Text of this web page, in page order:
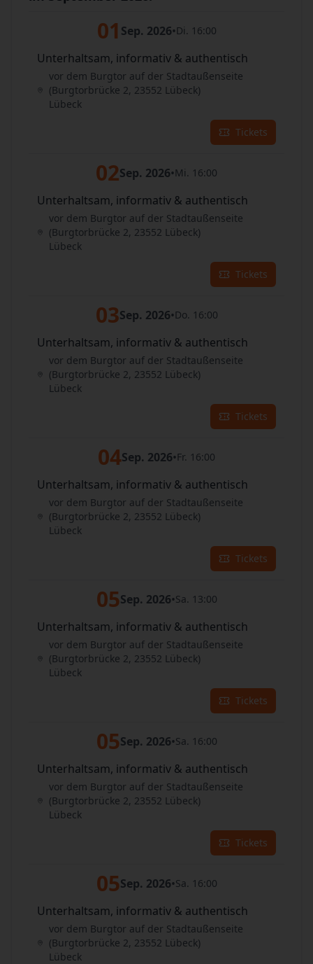
01 Sep. 2026•Di. 16:00
Unterhaltsam, informativ & authentisch
vor dem Burgtor auf der Stadtaußenseite
(Burgtorbrücke 2, 23552 Lübeck)
Lübeck
Tickets
02Sep. 2026•Mi. 16:00
Unterhaltsam, informativ & authentisch
vor dem Burgtor auf der Stadtaußenseite
(Burgtorbrücke 2, 23552 Lübeck)
Lübeck
Tickets
03Sep. 2026•Do. 16:00
Unterhaltsam, informativ & authentisch
vor dem Burgtor auf der Stadtaußenseite
(Burgtorbrücke 2, 23552 Lübeck)
Lübeck
Tickets
04Sep. 2026•Fr. 16:00
Unterhaltsam, informativ & authentisch
vor dem Burgtor auf der Stadtaußenseite
(Burgtorbrücke 2, 23552 Lübeck)
Lübeck
Tickets
05Sep. 2026•Sa. 13:00
Unterhaltsam, informativ & authentisch
vor dem Burgtor auf der Stadtaußenseite
(Burgtorbrücke 2, 23552 Lübeck)
Lübeck
Tickets
05Sep. 2026•Sa. 16:00
Unterhaltsam, informativ & authentisch
vor dem Burgtor auf der Stadtaußenseite
(Burgtorbrücke 2, 23552 Lübeck)
Lübeck
Tickets
05Sep. 2026•Sa. 16:00
Unterhaltsam, informativ & authentisch
vor dem Burgtor auf der Stadtaußenseite
(Burgtorbrücke 2, 23552 Lübeck)
Lübeck